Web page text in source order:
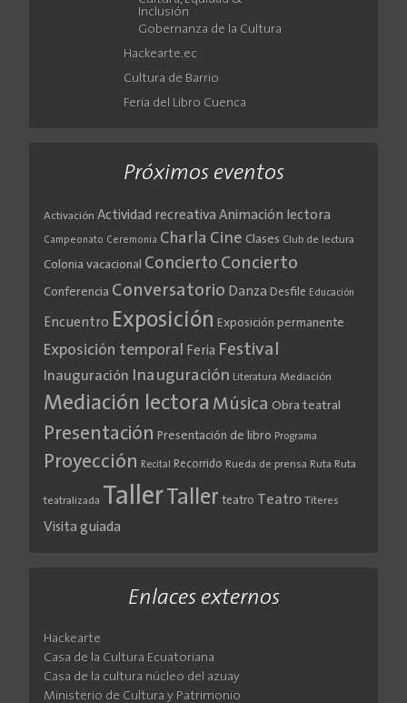
Inclusión
Gobernanza de la Cultura
Hackearte.ec
Cultura de Barrio
Feria del Libro Cuenca
Próximos eventos
Activación Actividad recreativa Animación lectora
Campeonato Ceremonia Charla Cine Clases Club de lectura
Colonia vacacional Concierto Concierto
Conferencia Conversatorio Danza Desfile Educación
Encuentro Exposición Exposición permanente
Exposición temporal Feria Festival
Inauguración Inauguración Literatura Mediación
Mediación lectora Música Obra teatral
Presentación Presentación de libro Programa
Proyección Recital Recorrido Rueda de prensa Ruta Ruta
teatralizada Taller Taller teatro Teatro Títeres
Visita guiada
Enlaces externos
Hackearte
Casa de la Cultura Ecuatoriana
Casa de la cultura núcleo del azuay
Ministerio de Cultura y Patrimonio